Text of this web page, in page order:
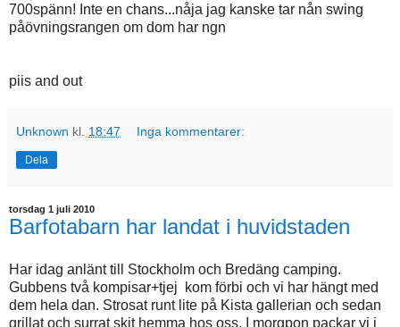
700spänn! Inte en chans...nåja jag kanske tar nån swing
påövningsrangen om dom har ngn
piis and out
Unknown kl. 18:47 Inga kommentarer:
Dela
torsdag 1 juli 2010
Barfotabarn har landat i huvidstaden
Har idag anlänt till Stockholm och Bredäng camping.
Gubbens två kompisar+tjej kom förbi och vi har hängt med
dem hela dan. Strosat runt lite på Kista gallerian och sedan
grillat och surrat skit hemma hos oss. I morgpon packar vi i